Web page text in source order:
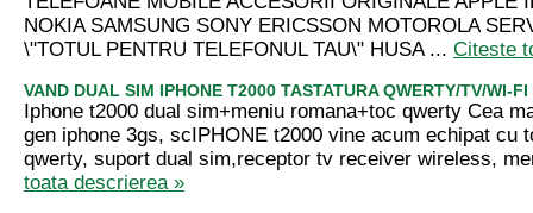
NOKIA SAMSUNG SONY ERICSSON MOTOROLA
\"TOTUL PENTRU TELEFONUL TAU\" HUSA ... Citeste
VAND DUAL SIM IPHONE T2000 TASTATURA QWERTY/TV/WI-FI
Iphone t2000 dual sim+meniu romana+toc qwerty Cea
gen iphone 3gs, scIPHONE t2000 vine acum echipat cu
qwerty, suport dual sim,receptor tv receiver wireless,
toata descrierea »